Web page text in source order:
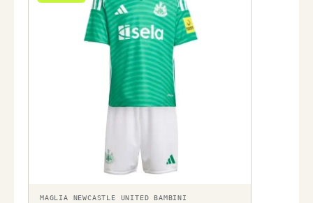
MAGLIA NEWCASTLE UNITED BAMBINI